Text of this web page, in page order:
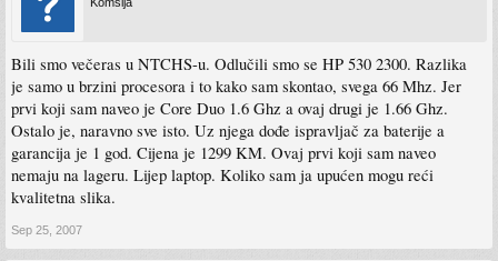
Bili smo večeras u NTCHS-u. Odlučili smo se HP 530 2300. Razlika
je samo u brzini procesora i to kako sam skontao, svega 66 Mhz. Jer
prvi koji sam naveo je Core Duo 1.6 Ghz a ovaj drugi je 1.66 Ghz.
Ostalo je, naravno sve isto. Uz njega dođe ispravljač za baterije a
garancija je 1 god. Cijena je 1299 KM. Ovaj prvi koji sam naveo
nemaju na lageru. Lijep laptop. Koliko sam ja upućen mogu reći
kvalitetna slika.
Sep 25, 2007